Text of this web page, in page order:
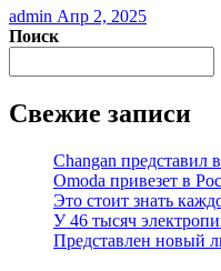
admin Апр 2, 2025
Поиск
Свежие записи
Changan представил
Omoda привезет в
Это стоит знать
У 46 тысяч
Представлен новый